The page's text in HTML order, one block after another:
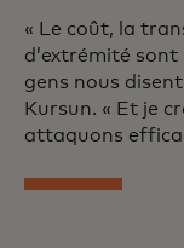
« Le coût, la
d’extrémité
gens nous
Kursun. « Et je
attaquons